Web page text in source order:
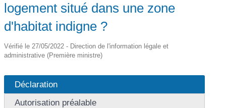
logement situé dans une zone
d'habitat indigne ?
Vérifié le 27/05/2022 - Direction de l'information légale et
administrative (Première ministre)
Déclaration
Autorisation préalable